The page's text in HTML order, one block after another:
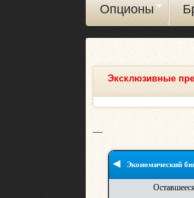
Опционы
Эксклюзивные